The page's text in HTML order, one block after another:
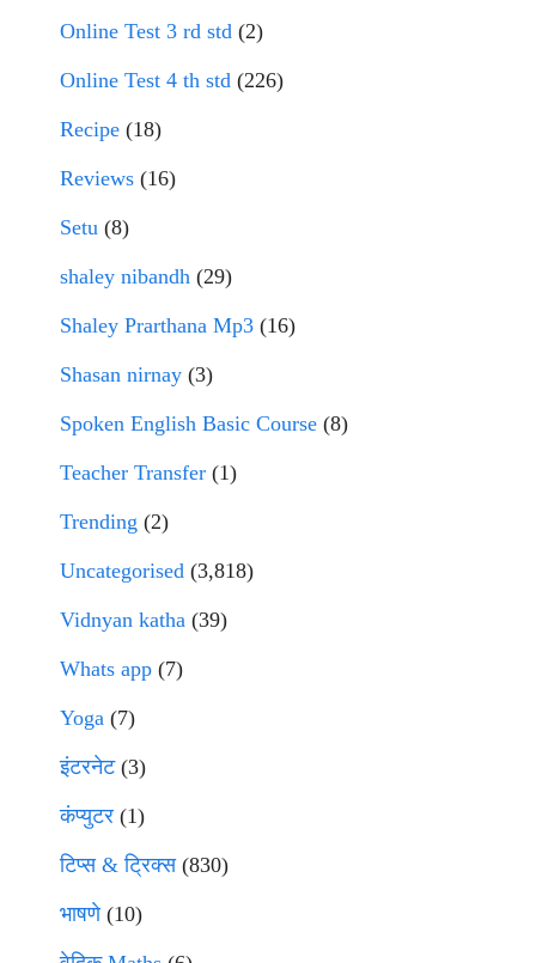
Online Test 3 rd std (2)
Online Test 4 th std (226)
Recipe (18)
Reviews (16)
Setu (8)
shaley nibandh (29)
Shaley Prarthana Mp3 (16)
Shasan nirnay (3)
Spoken English Basic Course (8)
Teacher Transfer (1)
Trending (2)
Uncategorised (3,818)
Vidnyan katha (39)
Whats app (7)
Yoga (7)
इंटरनेट(3)
कंप्युटर (1)
टिप्स & ट्रिक्स(830)
भाषणे(10)